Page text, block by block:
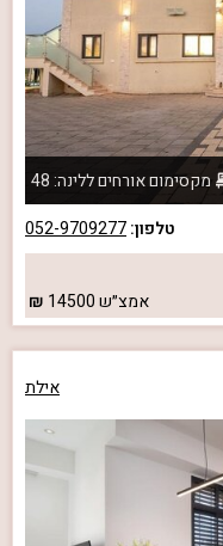
מקסימום אורחים ללינה: 48
טלפון:052-9709277
אמצ״ש14500
אילת